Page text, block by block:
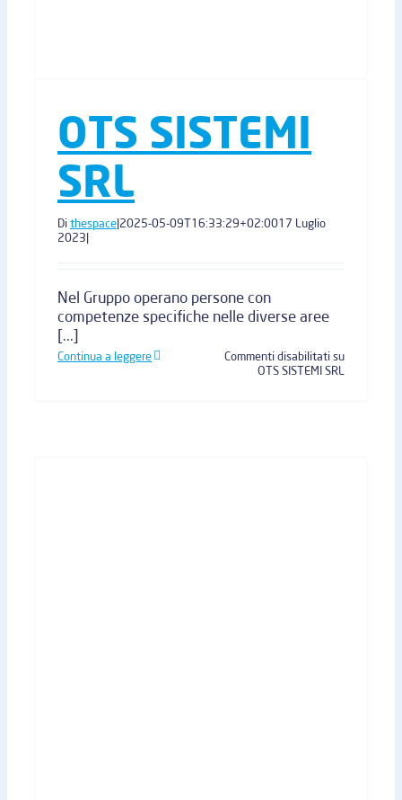
OTS SISTEMI
SRL
Dithespace|2025-05-09T16:33:29+02:0017 Luglio
2023|
Nel Gruppo operano persone con
competenze specifiche nelle diverse aree
[...]
Continua a leggere Commenti disabilitatisu
OTS SISTEMI SRL